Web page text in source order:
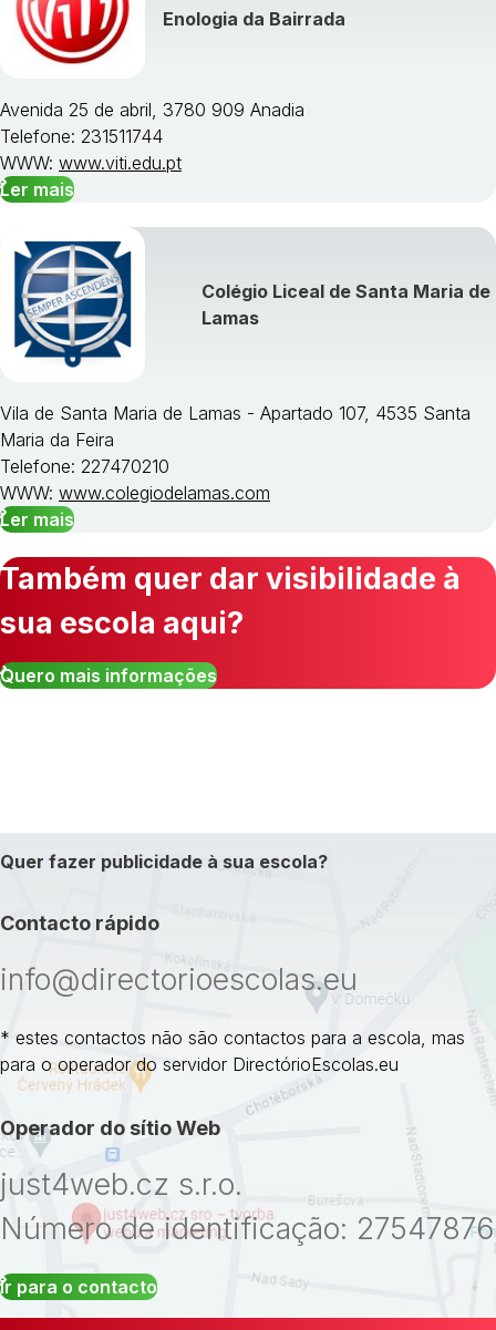
Enologia da Bairrada
Avenida 25 de abril, 3780 909 Anadia
Telefone: 231511744
WWW: www.viti.edu.pt
Ler mais
Colégio Liceal de Santa Maria de
Lamas
Vila de Santa Maria de Lamas - Apartado 107, 4535 Santa
Maria da Feira
Telefone: 227470210
WWW: www.colegiodelamas.com
Ler mais
Também quer dar visibilidade à
sua escola aqui?
Quero mais informações
Quer fazer publicidade à sua escola?
Contacto rápido
info@directorioescolas.eu
* estes contactos não são contactos para a escola, mas
para o operador do servidor DirectórioEscolas.eu
Operador do sítio Web
just4web.cz s.r.o.
Número de identificação: 27547876
Ir para o contacto